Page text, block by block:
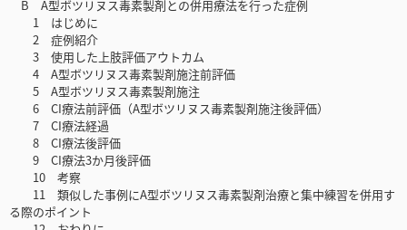
B A型ボツリヌス毒素製剤との併用療法を行った症例
1 はじめに
2 症例紹介
3 使用した上肢評価アウトカム
4 A型ボツリヌス毒素製剤施注前評価
5 A型ボツリヌス毒素製剤施注
6 CI療法前評価（A型ボツリヌス毒素製剤施注後評価）
7 CI療法経過
8 CI療法後評価
9 CI療法3か月後評価
10 考察
11 類似した事例にA型ボツリヌス毒素製剤治療と集中練習を併用す
る際のポイント